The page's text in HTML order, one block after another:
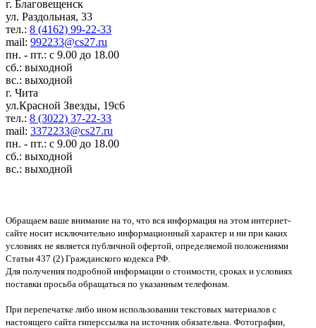
г. Благовещенск
ул. Раздольная, 33
тел.: 8 (4162) 99-22-33
mail: 992233@cs27.ru
пн. - пт.: с 9.00 до 18.00
сб.: выходной
вс.: выходной
г. Чита
ул.Красной Звезды, 19с6
тел.: 8 (3022) 37-22-33
mail: 3372233@cs27.ru
пн. - пт.: с 9.00 до 18.00
сб.: выходной
вс.: выходной
Обращаем ваше внимание на то, что вся информация на этом интернет-
сайте носит исключительно информационный характер и ни при каких
условиях не является публичной офертой, определяемой положениями
Статьи 437 (2) Гражданского кодекса РФ.
Для получения подробной информации о стоимости, сроках и условиях
поставки просьба обращаться по указанным телефонам.
При перепечатке либо ином использовании текстовых материалов с
настоящего сайта гиперссылка на источник обязательна. Фотографии,